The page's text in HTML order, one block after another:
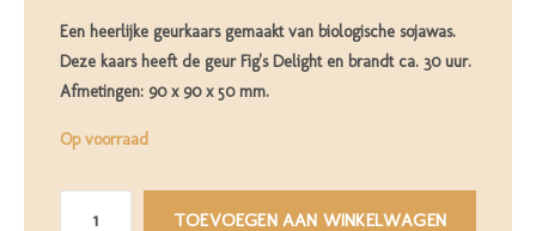
Een heerlijke geurkaars gemaakt van biologische sojawas.
Deze kaars heeft de geur Fig's Delight en brandt ca. 30 uur.
Afmetingen: 90 x 90 x 50 mm.
Op voorraad
TOEVOEGEN AAN WINKELWAGEN